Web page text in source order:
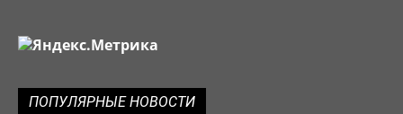
ПОПУЛЯРНЫЕ НОВОСТИ